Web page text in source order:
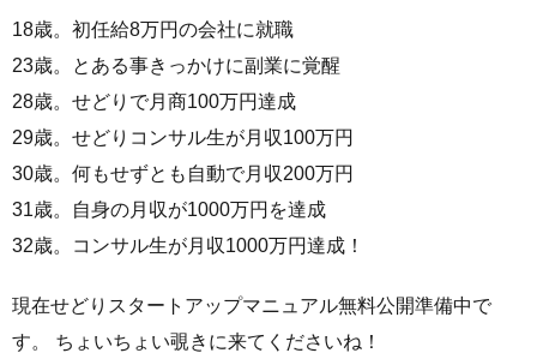
18歳。初任給8万円の会社に就職
23歳。とある事きっかけに副業に覚醒
28歳。せどりで月商100万円達成
29歳。せどりコンサル生が月収100万円
30歳。何もせずとも自動で月収200万円
31歳。自身の月収が1000万円を達成
32歳。コンサル生が月収1000万円達成！
現在せどりスタートアップマニュアル無料公開準備中で
す。 ちょいちょい覗きに来てくださいね！